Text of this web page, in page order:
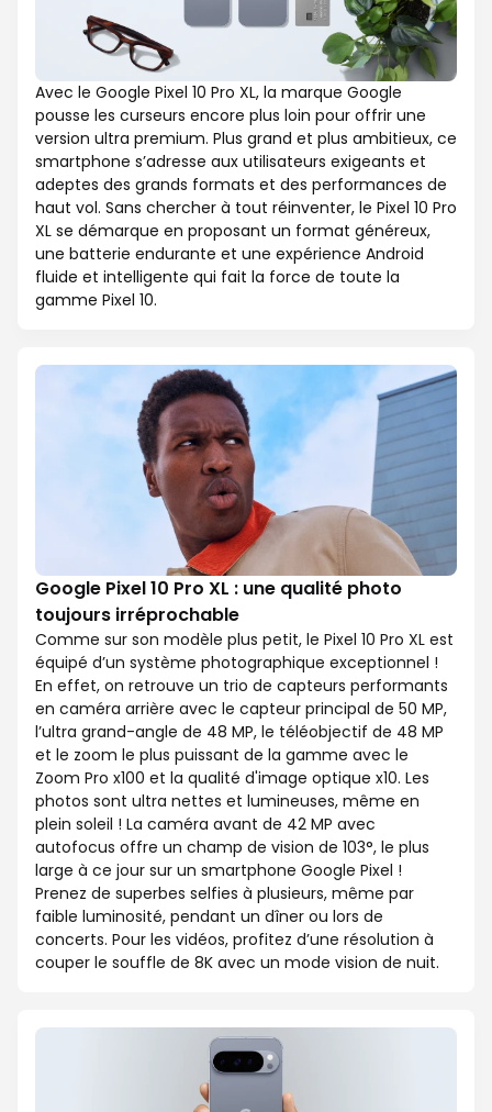
Avec le Google Pixel 10 Pro XL, la marque Google
pousse les curseurs encore plus loin pour offrir une
version ultra premium. Plus grand et plus ambitieux, ce
smartphone s’adresse aux utilisateurs exigeants et
adeptes des grands formats et des performances de
haut vol. Sans chercher à tout réinventer, le Pixel 10 Pro
XL se démarque en proposant un format généreux,
une batterie endurante et une expérience Android
fluide et intelligente qui fait la force de toute la
gamme Pixel 10.
Google Pixel 10 Pro XL : une qualité photo
toujours irréprochable
Comme sur son modèle plus petit, le Pixel 10 Pro XL est
équipé d’un système photographique exceptionnel !
En effet, on retrouve un trio de capteurs performants
en caméra arrière avec le capteur principal de 50 MP,
l’ultra grand-angle de 48 MP, le téléobjectif de 48 MP
et le zoom le plus puissant de la gamme avec le
Zoom Pro x100 et la qualité d'image optique x10. Les
photos sont ultra nettes et lumineuses, même en
plein soleil ! La caméra avant de 42 MP avec
autofocus offre un champ de vision de 103°, le plus
large à ce jour sur un smartphone Google Pixel !
Prenez de superbes selfies à plusieurs, même par
faible luminosité, pendant un dîner ou lors de
concerts. Pour les vidéos, profitez d’une résolution à
couper le souffle de 8K avec un mode vision de nuit.